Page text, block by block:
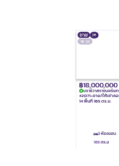
฿18,000,000
นราธิวาสราชนครินทร์, ส
42071-ขาย/ให้เช่าคอนโด